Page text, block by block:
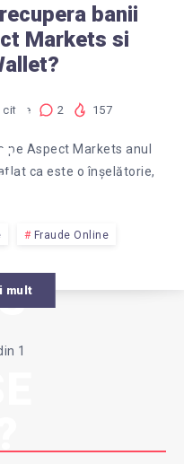
banii
Markets si
citire 2 157
pe Aspect Markets anul
ca este o înșelătorie,
Fraude Online
mult
1